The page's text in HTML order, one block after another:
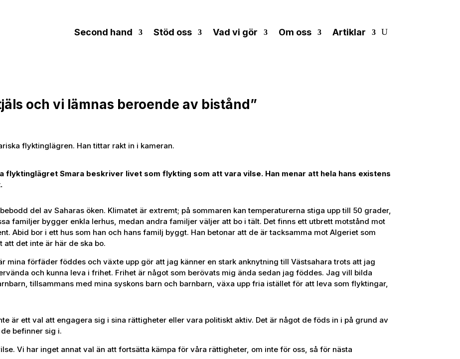
Second hand Stöd oss Vad vi gör Om oss Artiklar
och vi lämnas beroende av bistånd”
flyktinglägret Smara beskriver livet som flykting som att vara vilse. Han menar att hela hans existens
del av Saharas öken. Klimatet är extremt; på sommaren kan temperaturerna stiga upp till 50 grader,
familjer bygger enkla lerhus, medan andra familjer väljer att bo i tält. Det finns ett utbrett motstånd mot
Abid bor i ett hus som han och hans familj byggt. Han betonar att de är tacksamma mot Algeriet som
det inte är här de ska bo.
mina förfäder föddes och växte upp gör att jag känner en stark anknytning till Västsahara trots att jag
och kunna leva i frihet. Frihet är något som berövats mig ända sedan jag föddes. Jag vill bilda
tillsammans med mina syskons barn och barnbarn, växa upp fria istället för att leva som flyktingar,
är ett val att engagera sig i sina rättigheter eller vara politiskt aktiv. Det är något de föds in i på grund av
befinner sig i.
Vi har inget annat val än att fortsätta kämpa för våra rättigheter, om inte för oss, så för nästa